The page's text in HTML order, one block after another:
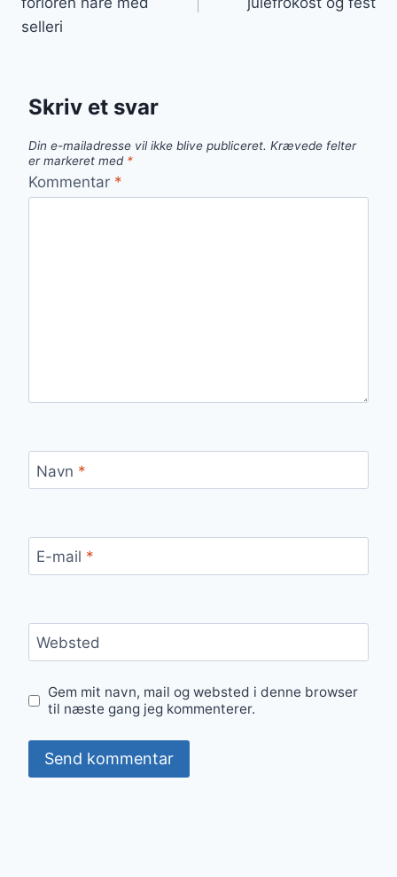
selleri
Skriv et svar
Din e-mailadresse vil ikke blive publiceret. Krævede felter
er markeret med *
Kommentar *
Navn *
E-mail *
Websted
Gem mit navn, mail og websted i denne browser
til næste gang jeg kommenterer.